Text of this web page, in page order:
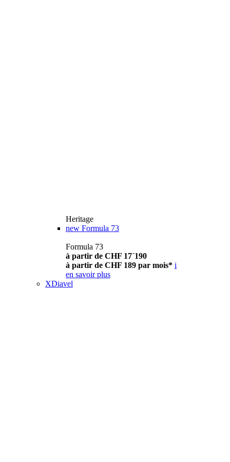
Heritage
new Formula 73
Formula 73
à partir de CHF 17´190
à partir de CHF 189 par mois* i
en savoir plus
XDiavel